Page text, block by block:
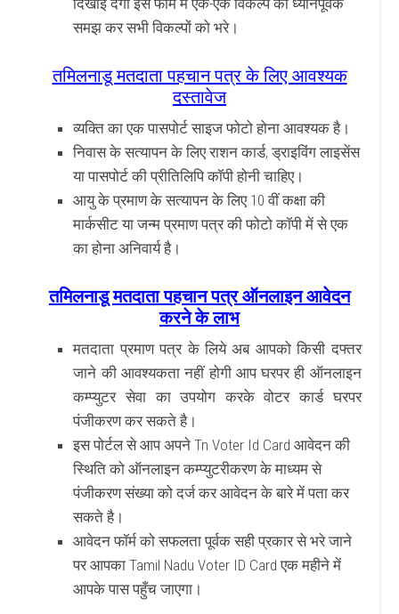
दिखाई देगा इस फॉर्म में एक-एक विकल्प को ध्यानपूर्वक
समझ कर सभी विकल्पों को भरे।
तमिलनाडू मतदाता पहचान पत्र के लिए आवश्यक
दस्तावेज
व्यक्ति का एक पासपोर्ट साइज फोटो होना आवश्यक है।
निवास के सत्यापन के लिए राशन कार्ड, ड्राइविंग लाइसेंस
या पासपोर्ट की प्रीतिलिपि कॉपी होनी चाहिए।
आयु के प्रमाण के सत्यापन के लिए 10 वीं कक्षा की
मार्कसीट या जन्म प्रमाण पत्र की फोटो कॉपी में से एक
का होना अनिवार्य है।
तमिलनाडू मतदाता पहचान पत्र ऑनलाइन आवेदन
करने के लाभ
मतदाता प्रमाण पत्र के लिये अब आपको किसी दफ्तर
जाने की आवश्यकता नहीं होगी आप घरपर ही ऑनलाइन
कम्प्युटर सेवा का उपयोग करके वोटर कार्ड घरपर
पंजीकरण कर सकते है।
इस पोर्टल से आप अपने Tn Voter Id Card आवेदन की
स्थिति को ऑनलाइन कम्प्युटरीकरण के माध्यम से
पंजीकरण संख्या को दर्ज कर आवेदन के बारे में पता कर
सकते है।
आवेदन फॉर्म को सफलता पूर्वक सही प्रकार से भरे जाने
पर आपका Tamil Nadu Voter ID Card एक महीने में
आपके पास पहुँच जाएगा।